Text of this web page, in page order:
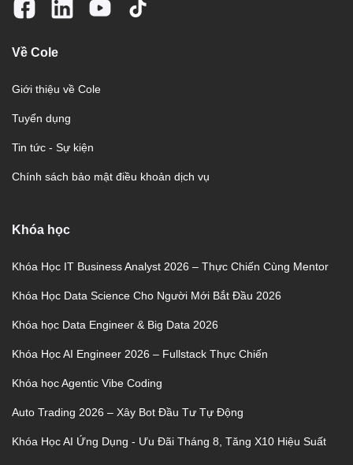
Về Cole
Giới thiệu về Cole
Tuyển dụng
Tin tức - Sự kiện
Chính sách bảo mật điều khoản dịch vụ
Khóa học
Khóa Học IT Business Analyst 2026 – Thực Chiến Cùng Mentor
Khóa Học Data Science Cho Người Mới Bắt Đầu 2026
Khóa học Data Engineer & Big Data 2026
Khóa Học AI Engineer 2026 – Fullstack Thực Chiến
Khóa học Agentic Vibe Coding
Auto Trading 2026 – Xây Bot Đầu Tư Tự Động
Khóa Học AI Ứng Dụng - Ưu Đãi Tháng 8, Tăng X10 Hiệu Suất